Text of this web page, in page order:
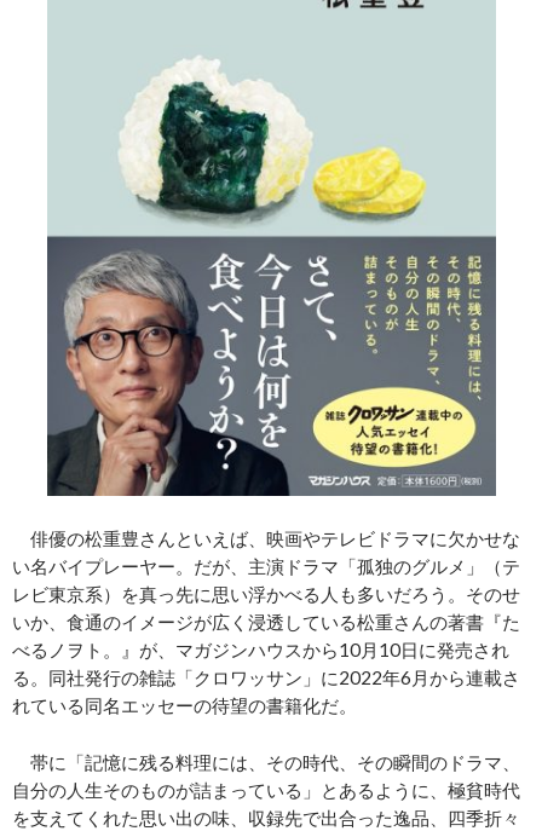
俳優の松重豊さんといえば、映画やテレビドラマに欠かせな
い名バイプレーヤー。だが、主演ドラマ「孤独のグルメ」（テ
レビ東京系）を真っ先に思い浮かべる人も多いだろう。そのせ
いか、食通のイメージが広く浸透している松重さんの著書『た
べるノヲト。』が、マガジンハウスから10月10日に発売され
る。同社発行の雑誌「クロワッサン」に2022年6月から連載さ
れている同名エッセーの待望の書籍化だ。
帯に「記憶に残る料理には、その時代、その瞬間のドラマ、
自分の人生そのものが詰まっている」とあるように、極貧時代
を支えてくれた思い出の味、収録先で出合った逸品、四季折々